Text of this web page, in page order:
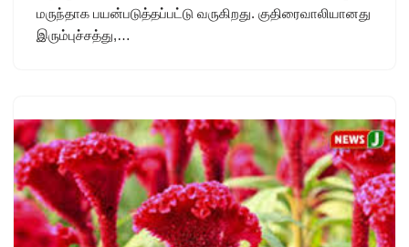
மருந்தாக பயன்படுத்தப்பட்டு வருகிறது. குதிரைவாலியானது
இரும்புச்சத்து,…